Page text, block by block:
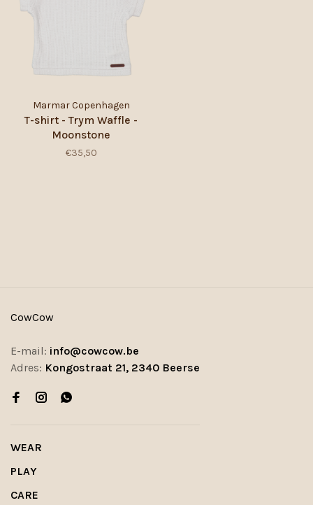
Marmar Copenhagen
T-shirt - Trym Waffle -
Moonstone
€35,50
CowCow
E-mail: info@cowcow.be
Adres: Kongostraat 21, 2340 Beerse
WEAR
PLAY
CARE